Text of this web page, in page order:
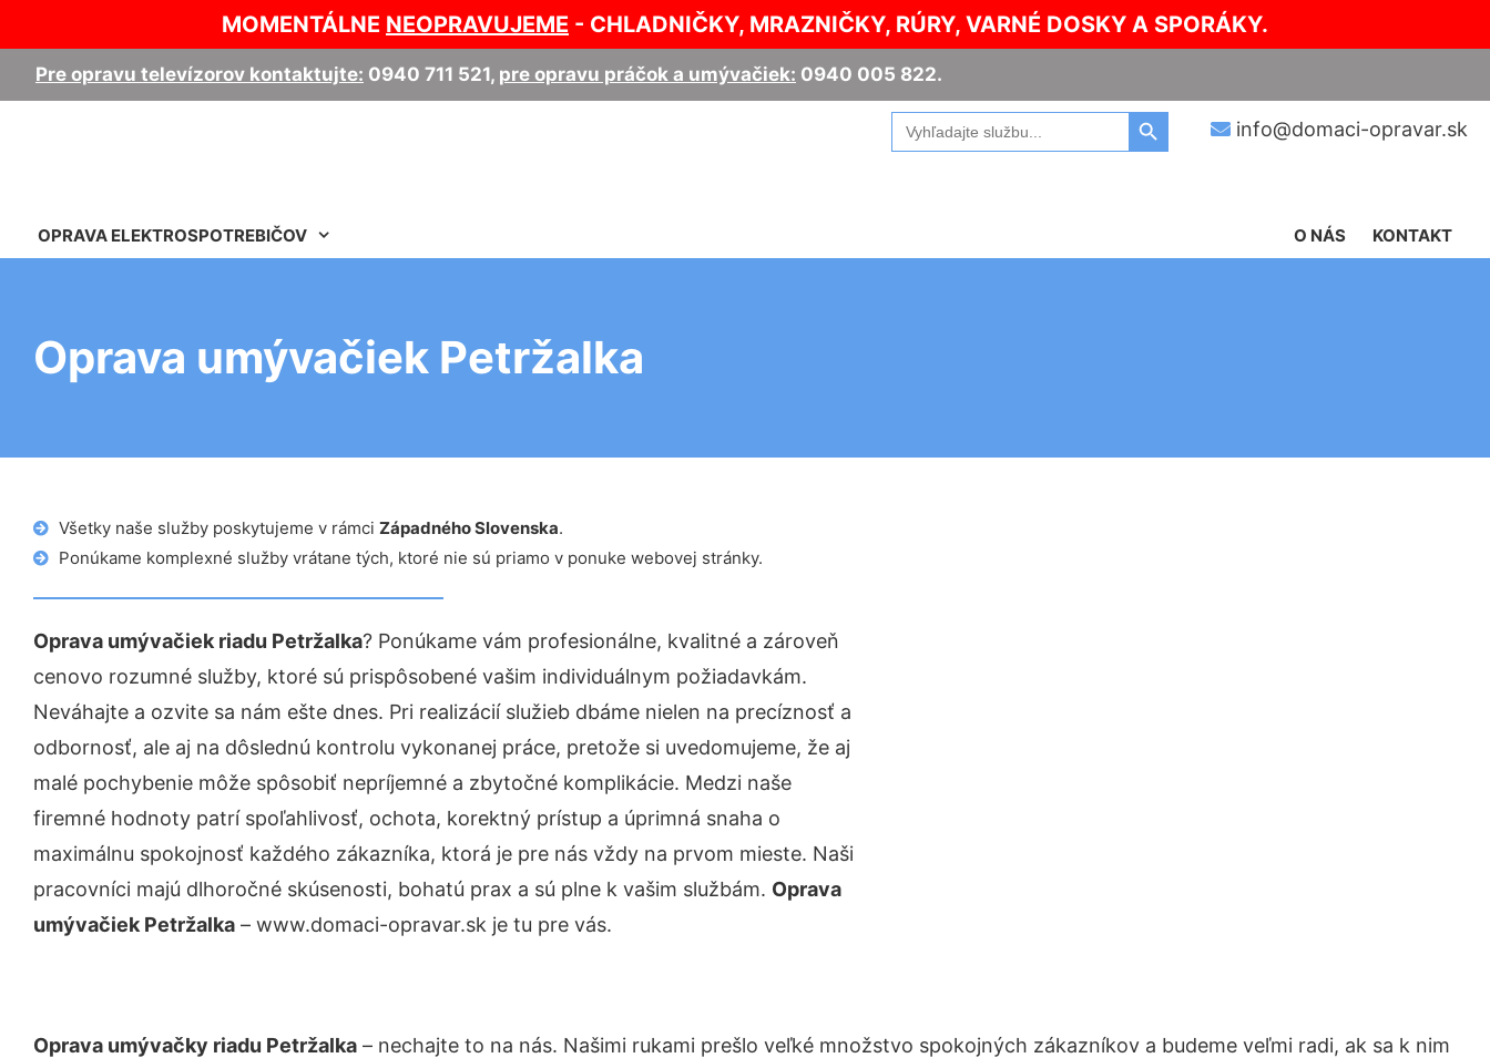
MOMENTÁLNE NEOPRAVUJEME - CHLADNIČKY, MRAZNIČKY, RÚRY, VARNÉ DOSKY A SPORÁKY.
Pre opravu televízorov kontaktujte: 0940 711 521, pre opravu práčok a umývačiek: 0940 005 822.
info@domaci-opravar.sk
Search
for:
Search Button
OPRAVA ELEKTROSPOTREBIČOV KONTAKT
O NÁS
Oprava umývačiek Petržalka
Všetky naše služby poskytujeme v rámci Západného Slovenska.
Ponúkame komplexné služby vrátane tých, ktoré nie sú priamo v ponuke webovej stránky.
Oprava umývačiek riadu Petržalka? Ponúkame vám profesionálne, kvalitné a zároveň
cenovo rozumné služby, ktoré sú prispôsobené vašim individuálnym požiadavkám.
Neváhajte a ozvite sa nám ešte dnes. Pri realizácií služieb dbáme nielen na precíznosť a
odbornosť, ale aj na dôslednú kontrolu vykonanej práce, pretože si uvedomujeme, že aj
malé pochybenie môže spôsobiť nepríjemné a zbytočné komplikácie. Medzi naše
firemné hodnoty patrí spoľahlivosť, ochota, korektný prístup a úprimná snaha o
maximálnu spokojnosť každého zákazníka, ktorá je pre nás vždy na prvom mieste. Naši
pracovníci majú dlhoročné skúsenosti, bohatú prax a sú plne k vašim službám. Oprava
umývačiek Petržalka – www.domaci-opravar.sk je tu pre vás.
Oprava umývačky riadu Petržalka – nechajte to na nás. Našimi rukami prešlo veľké množstvo spokojných zákazníkov a budeme veľmi radi, ak sa k nim